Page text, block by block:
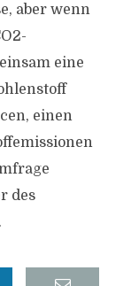
aber wenn
eine
einen
des